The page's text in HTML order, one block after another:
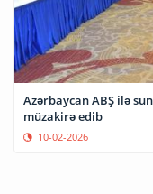
Azərbaycan ABŞ ilə
müzakirə edib
10-02-2026